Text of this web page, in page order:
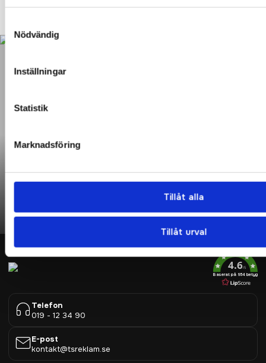
Nödvändig
Inställningar
Statistik
Marknadsföring
Tillåt alla
Tillåt urval
KONTAKTA OSS IDAG!
Inspireras av vår kund Pixables kollektion
4.6/5
Baserat på 954 betyg
Telefon
019 - 12 34 90
E-post
kontakt@tsreklam.se